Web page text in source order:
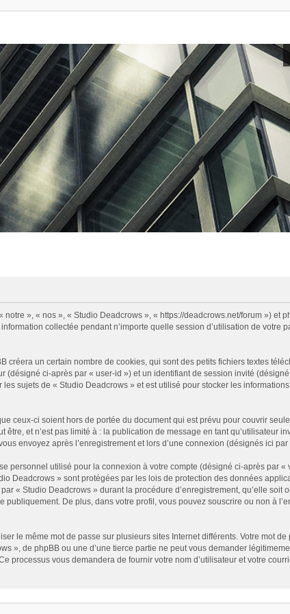
», « nos », « Studio Deadcrows », « https://deadcrows.net/forum ») et
collectée pendant n’importe quelle session d’utilisation de votre
un certain nombre de cookies, qui sont des petits fichiers textes
ci-après par « user-id ») et un identifiant de session invité
sujets de « Studio Deadcrows » et est utilisé pour stocker les
ceux-ci soient hors de portée du document qui est prévu pour couvrir
et n’est pas limité à : la publication de message en tant qu’utilisateur
envoyez après l’enregistrement et lors d’une connexion (désignés ici
personnel utilisé pour la connexion à votre compte (désigné ci-après par «
Deadcrows » sont protégées par les lois de protection des données
« Studio Deadcrows » durant la procédure d’enregistrement, qu’elle soit
De plus, dans votre profil, vous pouvez souscrire ou non à
le même mot de passe sur plusieurs sites Internet différents. Votre mot de
», de phpBB ou une d’une tierce partie ne peut vous demander
processus vous demandera de fournir votre nom d’utilisateur et votre